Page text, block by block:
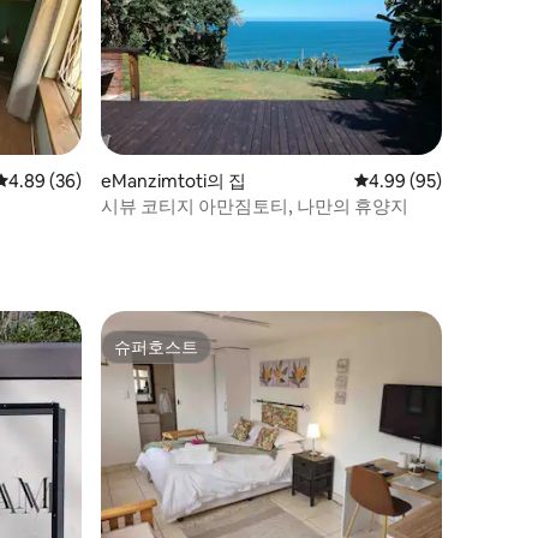
점 4.89점(5점 만점), 후기 36개
4.89 (36) eManzimtoti의 집 평점 4.99점(5점 만점),
4.99 (95)
시뷰 코티지 아만짐토티, 나만의 휴양지
슈퍼호스트
슈퍼호스트